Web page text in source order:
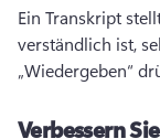
Ein Transkript
verständlich ist,
„Wiedergeben“
Verbessern